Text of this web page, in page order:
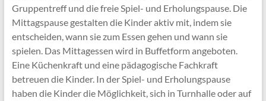
Gruppentreff und die freie Spiel- und Erholungspause. Die
Mittagspause gestalten die Kinder aktiv mit, indem sie
entscheiden, wann sie zum Essen gehen und wann sie
spielen. Das Mittagessen wird in Buffetform angeboten.
Eine Küchenkraft und eine pädagogische Fachkraft
betreuen die Kinder. In der Spiel- und Erholungspause
haben die Kinder die Möglichkeit, sich in Turnhalle oder auf